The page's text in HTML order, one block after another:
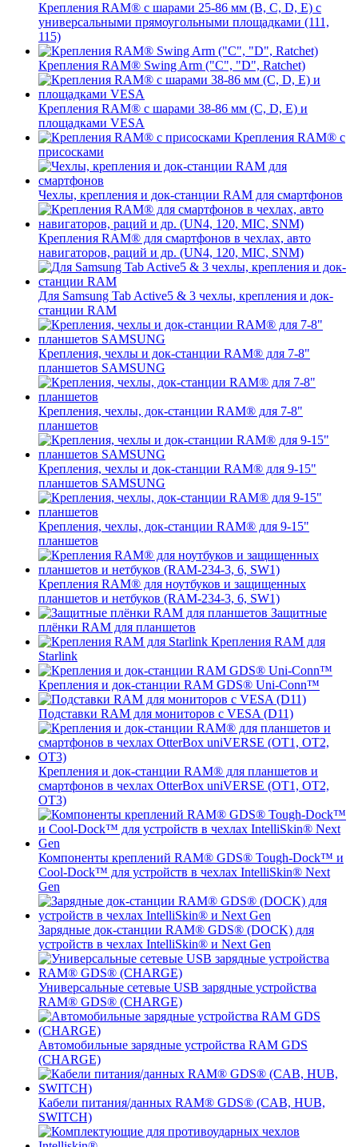
Крепления RAM® с шарами 25-86 мм (B, C, D, E) с
универсальными прямоугольными площадками (111,
115)
Крепления RAM® Swing Arm ("C", "D", Ratchet)
Крепления RAM® с шарами 38-86 мм (C, D, E) и
площадками VESA
Крепления RAM® с
присосками
Чехлы, крепления и док-станции RAM для смартфонов
Крепления RAM® для смартфонов в чехлах, авто
навигаторов, раций и др. (UN4, 120, MIC, SNM)
Для Samsung Tab Active5 & 3 чехлы, крепления и док-
станции RAM
Крепления, чехлы и док-станции RAM® для 7-8"
планшетов SAMSUNG
Крепления, чехлы, док-станции RAM® для 7-8"
планшетов
Крепления, чехлы и док-станции RAM® для 9-15"
планшетов SAMSUNG
Крепления, чехлы, док-станции RAM® для 9-15"
планшетов
Крепления RAM® для ноутбуков и защищенных
планшетов и нетбуков (RAM-234-3, 6, SW1)
Защитные
плёнки RAM для планшетов
Крепления RAM для
Starlink
Крепления и док-станции RAM GDS® Uni-Conn™
Подставки RAM для мониторов с VESA (D11)
Крепления и док-станции RAM® для планшетов и
смартфонов в чехлах OtterBox uniVERSE (OT1, OT2,
OT3)
Компоненты креплений RAM® GDS® Tough-Dock™ и
Cool-Dock™ для устройств в чехлах IntelliSkin® Next
Gen
Зарядные док-станции RAM® GDS® (DOCK) для
устройств в чехлах IntelliSkin® и Next Gen
Универсальные сетевые USB зарядные устройства
RAM® GDS® (CHARGE)
Автомобильные зарядные устройства RAM GDS
(CHARGE)
Кабели питания/данных RAM® GDS® (CAB, HUB,
SWITCH)